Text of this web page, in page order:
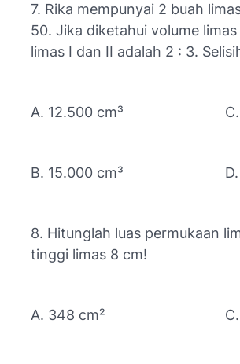
7. Rika mempunyai 2 buah
50. Jika diketahui volume
limas I dan II adalah 2 : 3.
A. 12.500 cm³
B. 15.000 cm³
8. Hitunglah luas permukaan
tinggi limas 8 cm!
A. 348 cm²